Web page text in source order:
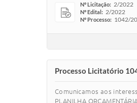
Nº Licitação: 2/2022
Nº Edital: 2/2022
Nº Processo: 1042/
Processo Licitatório
Comunicamos aos
PLANILHA